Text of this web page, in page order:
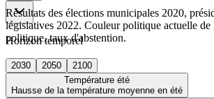
Horizon temporel
2030 2050
2100
Température été
Hausse de la température moyenne en été
Résultats des élections municipales 2020,
législatives 2022. Couleur politique actuelle de
politique, taux d'abstention.